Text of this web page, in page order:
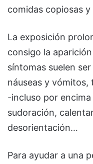
comidas copiosas y
La exposición
consigo la
síntomas suelen
náuseas y vómitos,
-incluso por
sudoración,
desorientación…
Para ayudar a una